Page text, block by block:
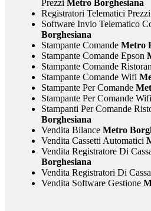
Prezzi Metro Borghesiana
Registratori Telematici Prezzi
Software Invio Telematico
Borghesiana
Stampante ComandeMetro
Stampante Comande Epson
Stampante Comande
Stampante Comande Wifi
Stampante Per Comande
Stampante Per Comande Wifi
Stampanti Per Comande
Borghesiana
Vendita BilanceMetro
Vendita Cassetti Automatici
Vendita Registratore Di
Borghesiana
Vendita Registratori Di Cassa
Vendita Software Gestione